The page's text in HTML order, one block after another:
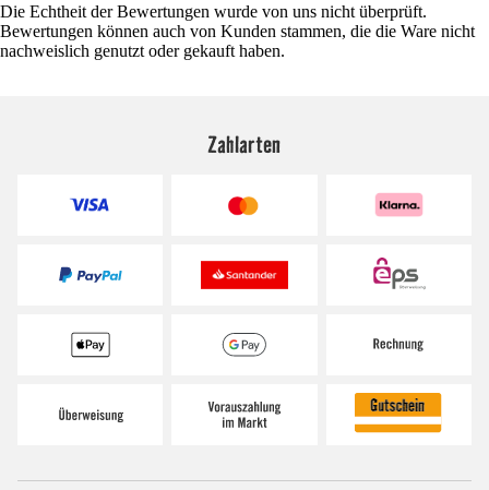
Die Echtheit der Bewertungen wurde von uns nicht überprüft.
Bewertungen können auch von Kunden stammen, die die Ware nicht
nachweislich genutzt oder gekauft haben.
Zahlarten